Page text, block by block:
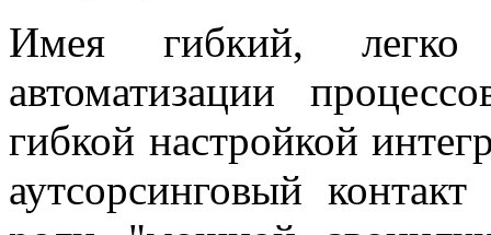
Имея гибкий, легко
автоматизации
гибкой настройкой
аутсорсинговый